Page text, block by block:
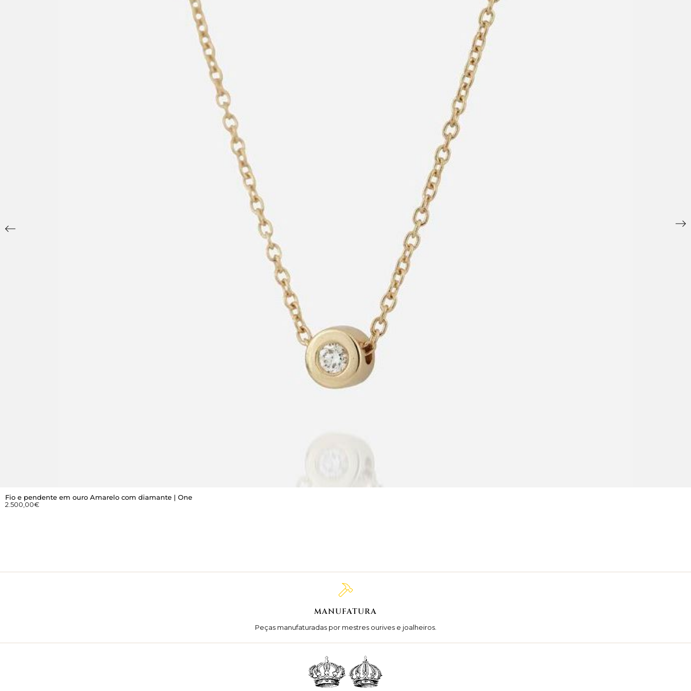
Fio e pendente em ouro Amarelo com diamante | One
2.500,00€
MANUFATURA
Peças manufaturadas por mestres ourives e joalheiros.